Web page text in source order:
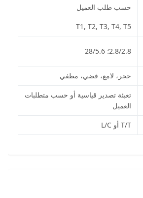
حسب طلب العميل
T1, T2, T3, T4, T5
2.8/2.8؛ 28/5.6
حجر، لامع، فضي، مطفي
تعبئة تصدير قياسية أو حسب متطلبات
العميل